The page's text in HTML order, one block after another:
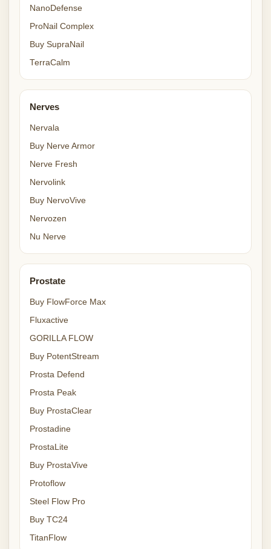
NanoDefense
ProNail Complex
Buy SupraNail
TerraCalm
Nerves
Nervala
Buy Nerve Armor
Nerve Fresh
Nervolink
Buy NervoVive
Nervozen
Nu Nerve
Prostate
Buy FlowForce Max
Fluxactive
GORILLA FLOW
Buy PotentStream
Prosta Defend
Prosta Peak
Buy ProstaClear
Prostadine
ProstaLite
Buy ProstaVive
Protoflow
Steel Flow Pro
Buy TC24
TitanFlow